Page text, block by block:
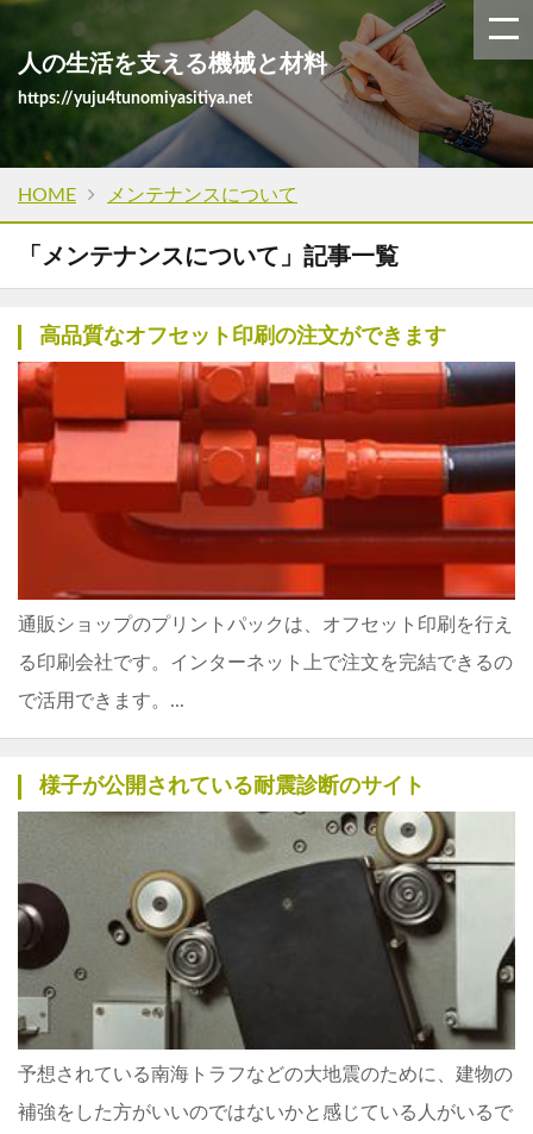
人の生活を支える機械と材料
https://yuju4tunomiyasitiya.net
HOME メンテナンスについて
「メンテナンスについて」記事一覧
高品質なオフセット印刷の注文ができます
通販ショップのプリントパックは、オフセット印刷を行え
る印刷会社です。インターネット上で注文を完結できるの
で活用できます。...
様子が公開されている耐震診断のサイト
予想されている南海トラフなどの大地震のために、建物の
補強をした方がいいのではないかと感じている人がいるで